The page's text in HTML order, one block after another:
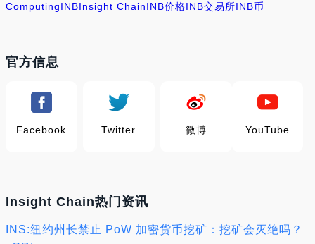
ComputingINBInsight ChainINB价格INB交易所INB币
官方信息
Facebook Twitter 微博 YouTube
Insight Chain热门资讯
INS:纽约州长禁止 PoW 加密货币挖矿：挖矿会灭绝吗？